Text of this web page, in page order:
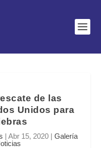
de las
Unidos para
| Abr 15, 2020| Galería